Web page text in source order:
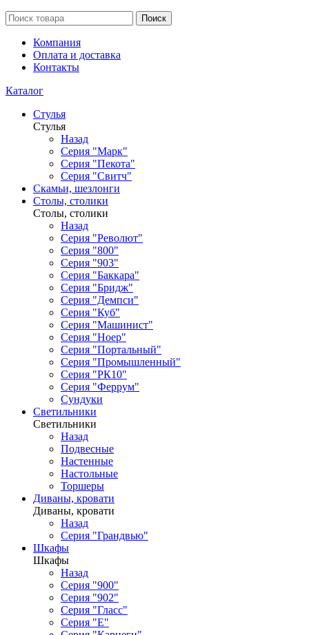
Поиск
Компания
Оплата и доставка
Контакты
Каталог
Стулья
Стулья
Назад
Серия "Марк"
Серия "Пекота"
Серия "Свитч"
Скамьи, шезлонги
Столы, столики
Столы, столики
Назад
Серия "Револют"
Серия "800"
Серия "903"
Серия "Баккара"
Серия "Бридж"
Серия "Демпси"
Серия "Куб"
Серия "Машинист"
Серия "Ноер"
Серия "Портальный"
Серия "Промышленный"
Серия "РК10"
Серия "Феррум"
Сундуки
Светильники
Светильники
Назад
Подвесные
Настенные
Настольные
Торшеры
Диваны, кровати
Диваны, кровати
Назад
Серия "Грандвью"
Шкафы
Шкафы
Назад
Серия "900"
Серия "902"
Серия "Гласс"
Серия "Е"